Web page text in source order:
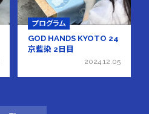
プログラム
GOD HANDS KYOTO 24
京藍染 2日目
2024.12.05